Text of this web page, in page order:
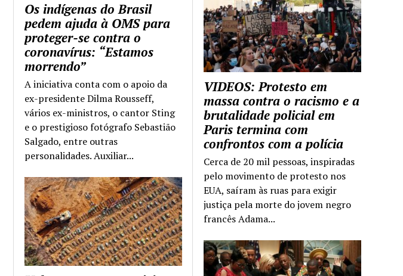
VIDEOS: Protesto em
massa contra o racismo e a
brutalidade policial em
Paris termina com
confrontos com a polícia
Cerca de 20 mil pessoas, inspiradas
pelo movimento de protesto nos
EUA, saíram às ruas para exigir
justiça pela morte do jovem negro
francês Adama...
Os indígenas do Brasil
pedem ajuda à OMS para
proteger-se contra o
coronavírus: “Estamos
morrendo”
A iniciativa conta com o apoio da
ex-presidente Dilma Rousseff,
vários ex-ministros, o cantor Sting
e o prestigioso fotógrafo Sebastião
Salgado, entre outras
personalidades. Auxiliar...